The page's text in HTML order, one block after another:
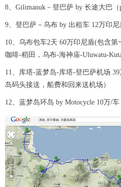
8、Gilimanuk－登巴萨 by 长途大巴（
9、登巴萨－乌布 by 出租车 12万印尼
10、乌布包车2天 60万印尼盾(包含
咖啡-稻田，乌布-海神庙-Uluwatu-
11、库塔-蓝梦岛-库塔-登巴萨机场
岛码头接送，船费和回来送机场）
12、蓝梦岛环岛 by Motocycle 10万/车